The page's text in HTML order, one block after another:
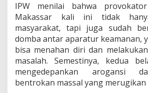
S
g
e
r
a
D
a
IPW menilai bahwa
Makassar kali ini tidak
masyarakat, tapi juga sudah
domba antar aparatur keamanan,
bisa menahan diri dan
masalah. Semestinya, kedua
mengedepankan arogansi
bentrokan massal yang merugikan